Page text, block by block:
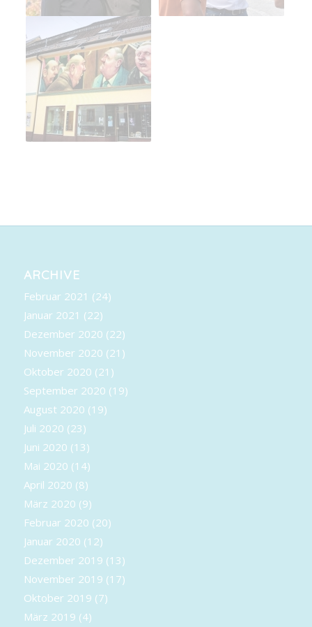
ARCHIVE
Februar 2021 (24)
Januar 2021 (22)
Dezember 2020 (22)
November 2020 (21)
Oktober 2020 (21)
September 2020 (19)
August 2020 (19)
Juli 2020 (23)
Juni 2020 (13)
Mai 2020 (14)
April 2020 (8)
März 2020 (9)
Februar 2020 (20)
Januar 2020 (12)
Dezember 2019 (13)
November 2019 (17)
Oktober 2019 (7)
März 2019 (4)